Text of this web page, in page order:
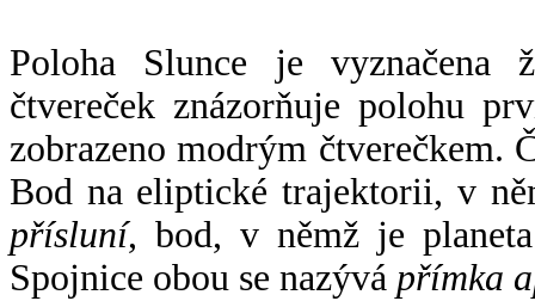
Poloha Slunce je vyznačena
čtvereček znázorňuje polohu
zobrazeno modrým čtverečkem.
Bod na eliptické trajektorii, v
přísluní, bod, v němž je
Spojnice obou se nazývá přímka